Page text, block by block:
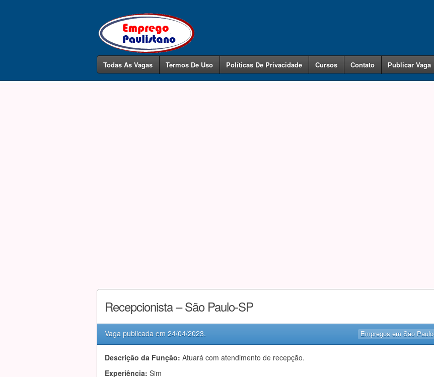
Todas As Vagas Termos De Uso Políticas De Privacidade Cursos Contato Publicar Vaga
Recepcionista – São Paulo-SP
Empregos em São Paulo
Vaga publicada em 24/04/2023.
Descrição da Função: Atuará com atendimento de recepção.
Experiência: Sim